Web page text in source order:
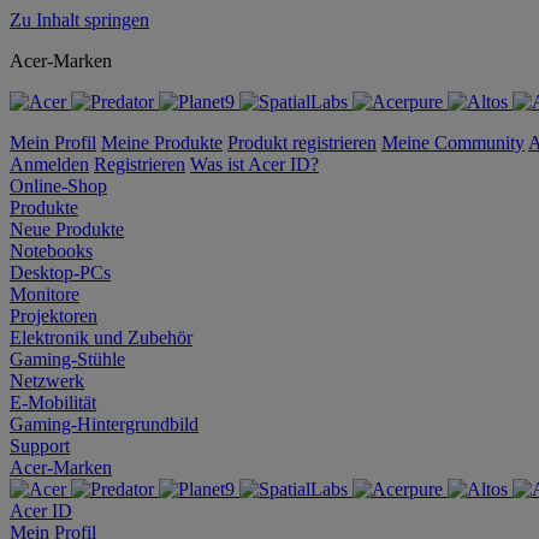
Zu Inhalt springen
Acer-Marken
Mein Profil Meine Produkte Produkt registrieren Meine Community
Anmelden Registrieren Was ist Acer ID?
Online-Shop
Produkte
Neue Produkte
Notebooks
Desktop-PCs
Monitore
Projektoren
Elektronik und Zubehör
Gaming-Stühle
Netzwerk
E-Mobilität
Gaming-Hintergrundbild
Support
Acer-Marken
Acer ID
Mein Profil